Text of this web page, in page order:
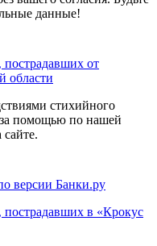
данные!
пострадавших от
области
стихийного
за помощью по нашей
версии Банки.ру
пострадавших в «Крокус